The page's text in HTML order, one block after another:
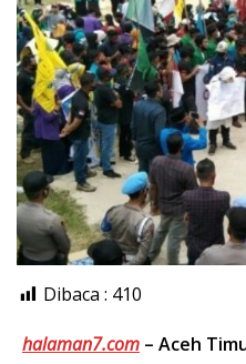
Dibaca : 410
halaman7.com – Aceh